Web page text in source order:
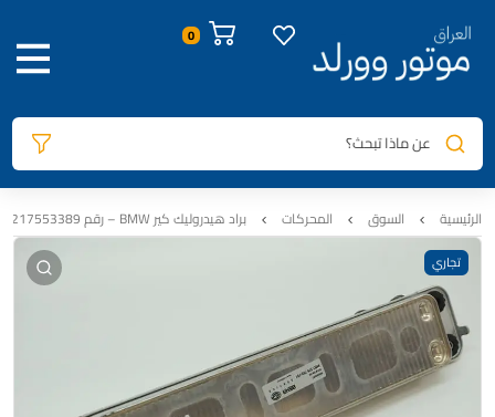
0
عن ماذا تبحث؟
الرئيسية السوق المحركات براد هيدروليك كير BMW – رقم 17217553389 X5/X6 E70/E71
صور المنتج معلومات المنتج الوصف المراجعات
تجاري